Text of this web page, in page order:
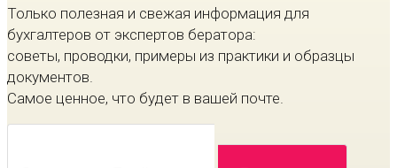
Только полезная и свежая информация для
бухгалтеров от экспертов бератора:
советы, проводки, примеры из практики и образцы
документов.
Самое ценное, что будет в вашей почте.